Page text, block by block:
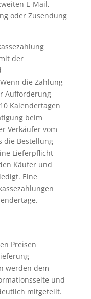
E-Mail,
oder Zusendung
der
die Zahlung
Aufforderung
Kalendertagen
beim
Verkäufer vom
die Bestellung
Lieferpflicht
Käufer und
Eine
Preisen
werden dem
und
mitgeteilt.